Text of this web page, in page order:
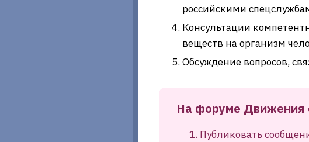
российскими
Консультации
веществ на организм
Обсуждение вопросов,
На форуме Движения
Публиковать